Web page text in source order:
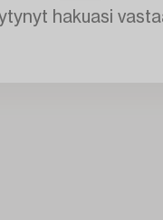
hakuasi